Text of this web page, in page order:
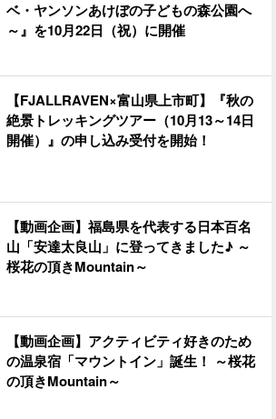
ベ・ヤンソンあけぼの子どもの森公園へ
～』を10月22日（祝）に開催
【FJALLRAVEN×富山県上市町】『秋の
絶景トレッキングツアー（10月13～14日
開催）』の申し込み受付を開始！
【動画企画】福島県を代表する日本百名
山「安達太良山」に登ってきました♪ ～
桜花の頂きMountain～
【動画企画】アクティビティ好きのため
の温泉宿「マウントイン」誕生！ ～桜花
の頂きMountain～